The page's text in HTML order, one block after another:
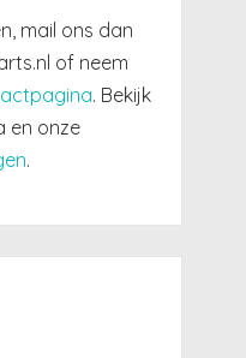
mail ons dan
of neem
. Bekijk
en onze
.